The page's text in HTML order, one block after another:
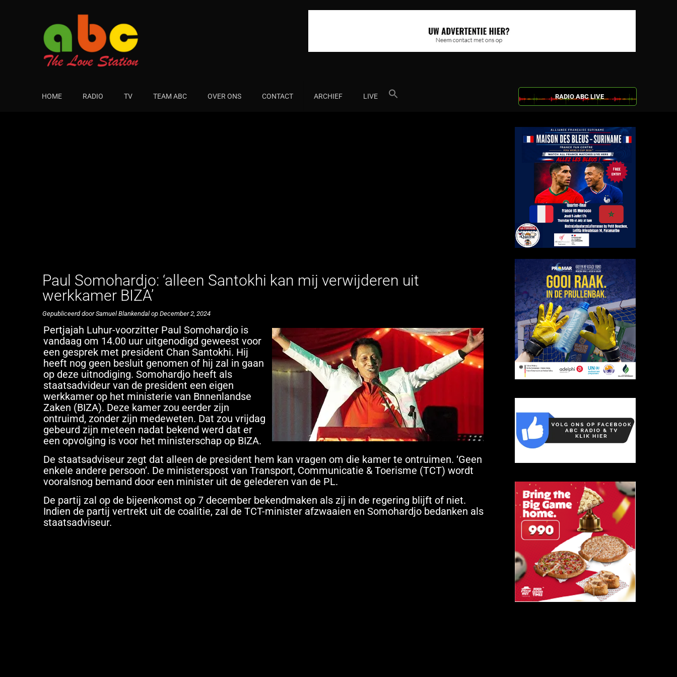
HOME RADIO TV TEAM ABC OVER ONS CONTACT ARCHIEF LIVE
Search
for:
RADIO ABC LIVE
Paul Somohardjo: ‘alleen Santokhi kan mij verwijderen uit
werkkamer BIZA’
Gepubliceerd door Samuel Blankendal op December 2, 2024
Pertjajah Luhur-voorzitter Paul Somohardjo is
vandaag om 14.00 uur uitgenodigd geweest voor
een gesprek met president Chan Santokhi. Hij
heeft nog geen besluit genomen of hij zal in gaan
op deze uitnodiging. Somohardjo heeft als
staatsadvideur van de president een eigen
werkkamer op het ministerie van Bnnenlandse
Zaken (BIZA). Deze kamer zou eerder zijn
ontruimd, zonder zijn medeweten. Dat zou vrijdag
gebeurd zijn meteen nadat bekend werd dat er
een opvolging is voor het ministerschap op BIZA.
De staatsadviseur zegt dat alleen de president hem kan vragen om die kamer te ontruimen. ‘Geen
enkele andere persoon’. De ministerspost van Transport, Communicatie & Toerisme (TCT) wordt
vooralsnog bemand door een minister uit de gelederen van de PL.
De partij zal op de bijeenkomst op 7 december bekendmaken als zij in de regering blijft of niet.
Indien de partij vertrekt uit de coalitie, zal de TCT-minister afzwaaien en Somohardjo bedanken als
staatsadviseur.